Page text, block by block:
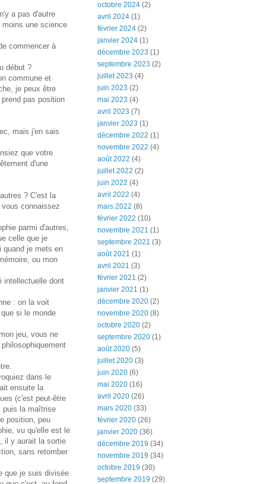
a pas d'autre
une science
commencer à
début ?
commune et
je peux être
pas position
mais j'en sais
que votre
d'une
? C'est la
connaissez
parmi d'autres,
celle que je
quand je mets en
ou mon
intellectuelle dont
: on la voit
si le monde
jeu, vous ne
dans le
ensuite la
(c'est peut-être
puis la maîtrise
position, peu
vu qu'elle est le
il y aurait la sortie
sans retomber
que je suis divisée
octobre 2024 (2)
avril 2024 (1)
février 2024 (2)
janvier 2024 (1)
décembre 2023 (1)
septembre 2023 (2)
juillet 2023 (4)
juin 2023 (2)
mai 2023 (4)
avril 2023 (7)
janvier 2023 (1)
décembre 2022 (1)
novembre 2022 (4)
août 2022 (4)
juillet 2022 (2)
juin 2022 (4)
avril 2022 (4)
mars 2022 (8)
février 2022 (10)
novembre 2021 (1)
septembre 2021 (3)
août 2021 (1)
avril 2021 (3)
février 2021 (2)
janvier 2021 (1)
décembre 2020 (2)
novembre 2020 (8)
octobre 2020 (2)
septembre 2020 (1)
août 2020 (5)
juillet 2020 (3)
juin 2020 (6)
mai 2020 (16)
avril 2020 (26)
mars 2020 (33)
février 2020 (26)
janvier 2020 (36)
décembre 2019 (34)
novembre 2019 (34)
octobre 2019 (30)
septembre 2019 (29)